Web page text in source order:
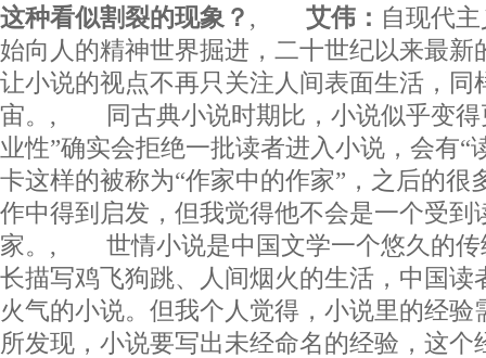
这种看似割裂的现象？ , 艾伟： 自现代
始向人的精神世界掘进，二十世纪以来最新
让小说的视点不再只关注人间表面生活，同
宙。, 同古典小说时期比，小说似乎变得
业性”确实会拒绝一批读者进入小说，会有“
卡这样的被称为“作家中的作家”，之后的很
作中得到启发，但我觉得他不会是一个受到
家。, 世情小说是中国文学一个悠久的传
长描写鸡飞狗跳、人间烟火的生活，中国读
火气的小说。但我个人觉得，小说里的经验
所发现，小说要写出未经命名的经验，这个